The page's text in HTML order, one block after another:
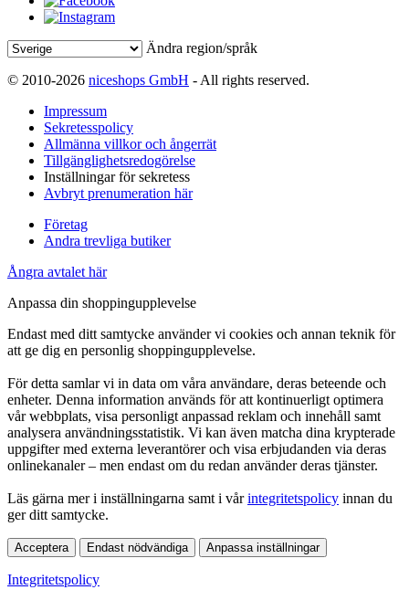
Ändra region/språk
© 2010-2026 niceshops GmbH - All rights reserved.
Impressum
Sekretesspolicy
Allmänna villkor och ångerrät
Tillgänglighetsredogörelse
Inställningar för sekretess
Avbryt prenumeration här
Företag
Andra trevliga butiker
Ångra avtalet här
Anpassa din shoppingupplevelse
Endast med ditt samtycke använder vi cookies och annan teknik för
att ge dig en personlig shoppingupplevelse.
För detta samlar vi in data om våra användare, deras beteende och
enheter. Denna information används för att kontinuerligt optimera
vår webbplats, visa personligt anpassad reklam och innehåll samt
analysera användningsstatistik. Vi kan även matcha dina krypterade
uppgifter med externa leverantörer och visa erbjudanden via deras
onlinekanaler – men endast om du redan använder deras tjänster.
Läs gärna mer i inställningarna samt i vårintegritetspolicy innan du
ger ditt samtycke.
Acceptera Endast nödvändiga Anpassa inställningar
Integritetspolicy